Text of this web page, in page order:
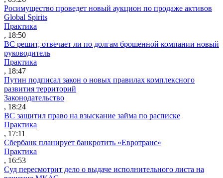
Росимущество проведет новый аукцион по продаже активов
Global Spirits
Практика
, 18:50
ВС решит, отвечает ли по долгам брошенной компании новый
руководитель
Практика
, 18:47
Путин подписал закон о новых правилах комплексного
развития территорий
Законодательство
, 18:24
ВС защитил право на взыскание займа по расписке
Практика
, 17:11
Сбербанк планирует банкротить «Евротранс»
Практика
, 16:53
Суд пересмотрит дело о выдаче исполнительного листа на